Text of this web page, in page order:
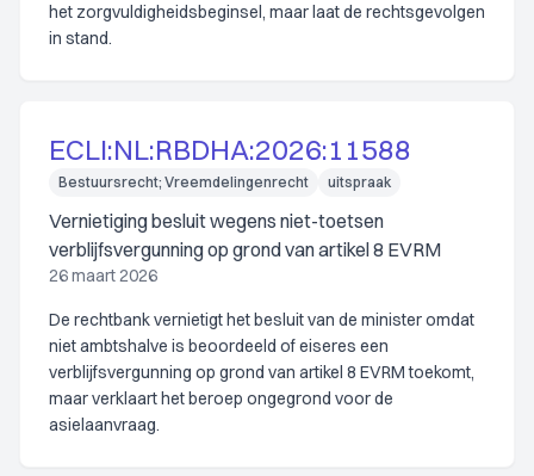
het zorgvuldigheidsbeginsel, maar laat de rechtsgevolgen
in stand.
ECLI:NL:RBDHA:2026:11588
Bestuursrecht; Vreemdelingenrecht uitspraak
Vernietiging besluit wegens niet-toetsen
verblijfsvergunning op grond van artikel 8 EVRM
26 maart 2026
De rechtbank vernietigt het besluit van de minister omdat
niet ambtshalve is beoordeeld of eiseres een
verblijfsvergunning op grond van artikel 8 EVRM toekomt,
maar verklaart het beroep ongegrond voor de
asielaanvraag.